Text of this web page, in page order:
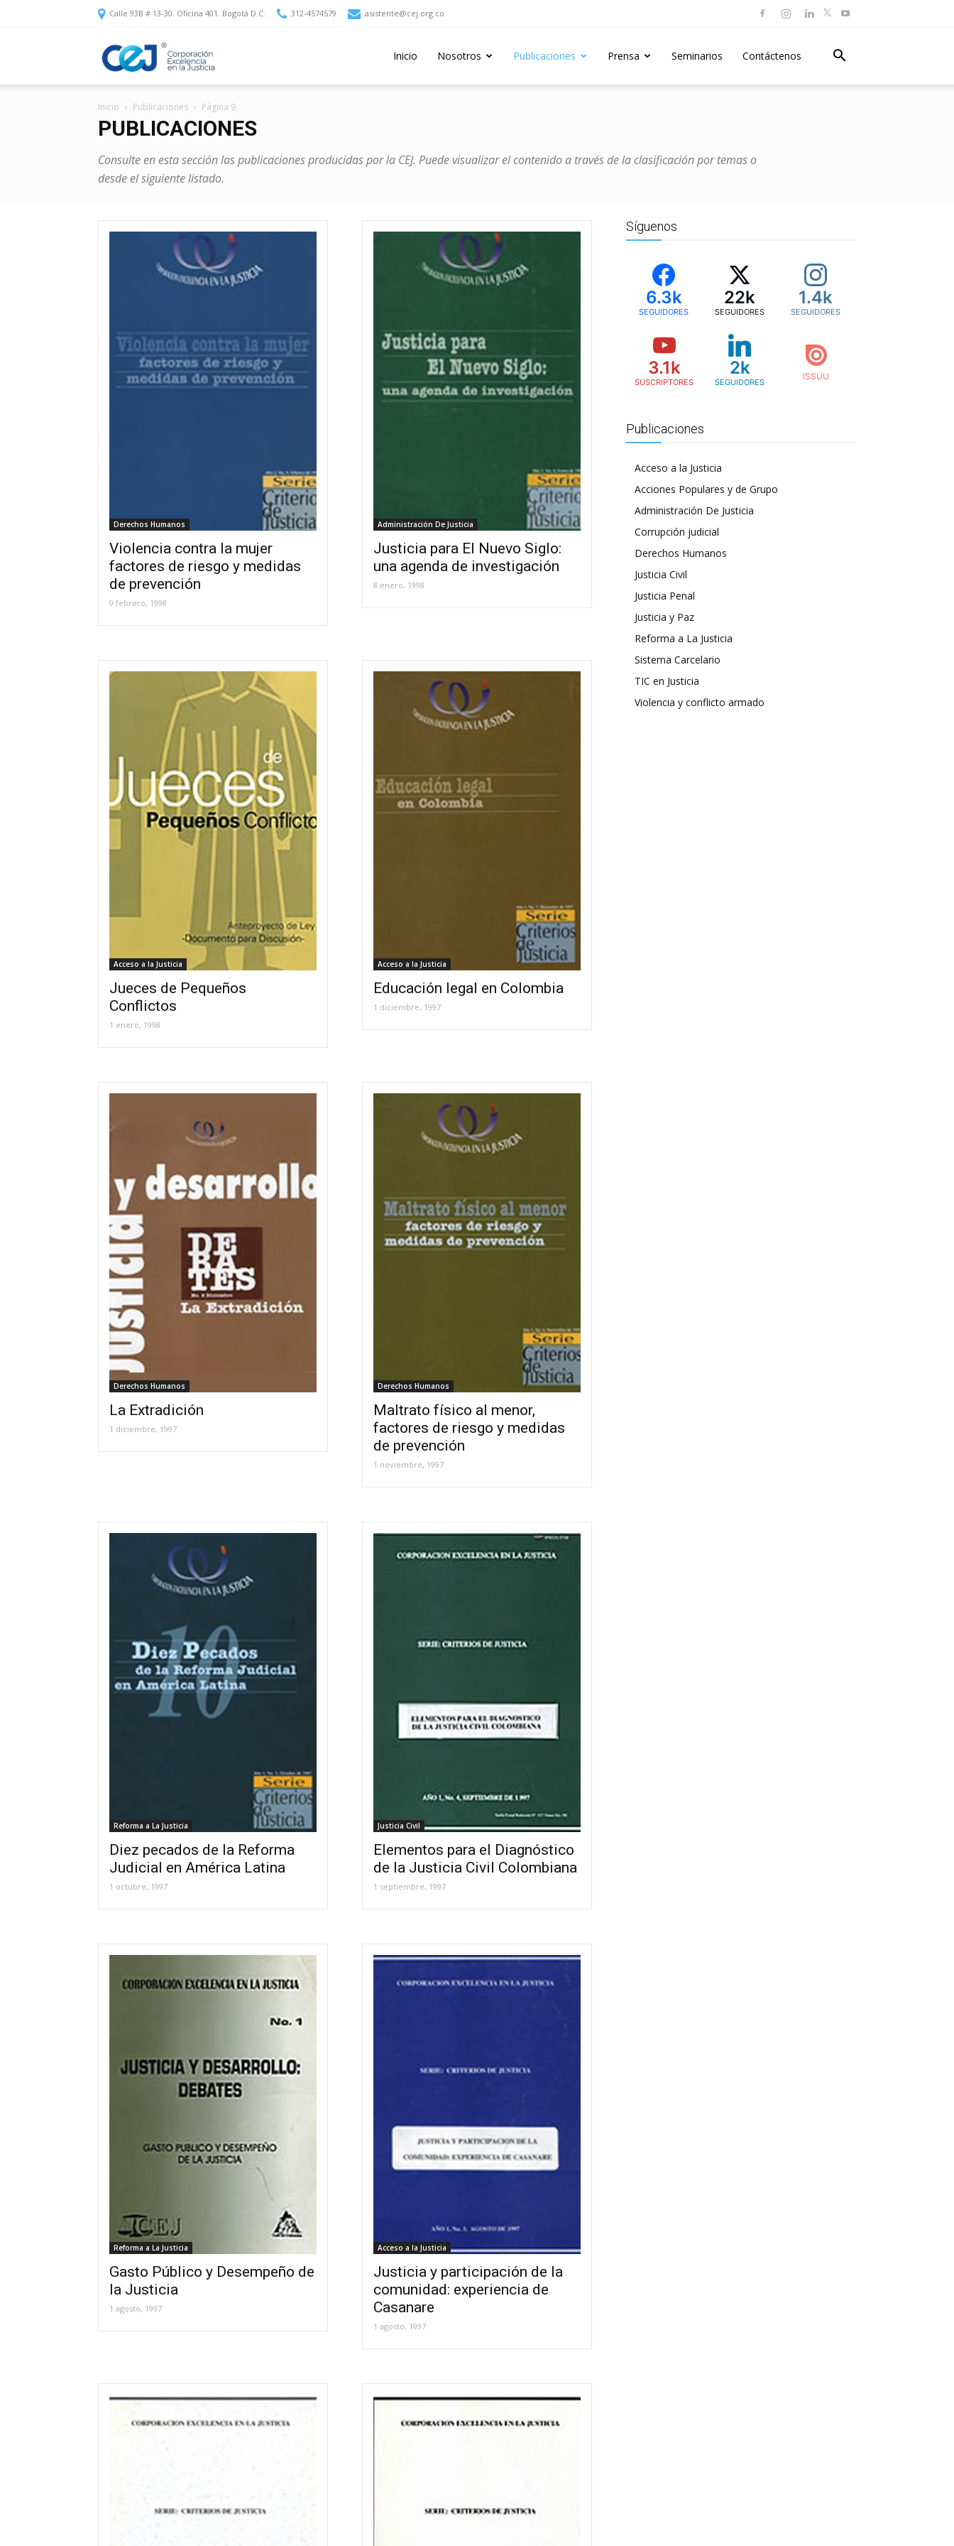
Calle 93B # 13-30. Oficina 401. Bogotá D.C. 312-4574579 asistente@cej.org.co
Excelencia
en
Justicia
Inicio Nosotros Publicaciones Prensa Seminarios Contáctenos
Inicio Publicaciones Página 9
PUBLICACIONES
Consulte en esta sección las publicaciones producidas por la CEJ. Puede visualizar el contenido a través de la clasificación por temas o
desde el siguiente listado.
Derechos Humanos
Violencia contra la mujer
factores de riesgo y medidas
de prevención
9 febrero, 1998
Administración De Justicia
Justicia para El Nuevo Siglo:
una agenda de investigación
8 enero, 1998
Acceso a la Justicia
Jueces de Pequeños
Conflictos
1 enero, 1998
Acceso a la Justicia
Educación legal en Colombia
1 diciembre, 1997
Derechos Humanos
La Extradición
1 diciembre, 1997
Derechos Humanos
Maltrato físico al menor,
factores de riesgo y medidas
de prevención
1 noviembre, 1997
Reforma a La Justicia
Diez pecados de la Reforma
Judicial en América Latina
1 octubre, 1997
Justicia Civil
Elementos para el Diagnóstico
de la Justicia Civil Colombiana
1 septiembre, 1997
Reforma a La Justicia
Gasto Público y Desempeño de
la Justicia
1 agosto, 1997
Acceso a la Justicia
Justicia y participación de la
comunidad: experiencia de
Casanare
1 agosto, 1997
Síguenos
6.3k
SEGUIDORES
22k
SEGUIDORES
1.4k
SEGUIDORES
3.1k
SUSCRIPTORES
2k
SEGUIDORES
Publicaciones
Acceso a la Justicia
Acciones Populares y de Grupo
Administración De Justicia
Corrupción judicial
Derechos Humanos
Justicia Civil
Justicia Penal
Justicia y Paz
Reforma a La Justicia
Sistema Carcelario
TIC en Justicia
Violencia y conflicto armado